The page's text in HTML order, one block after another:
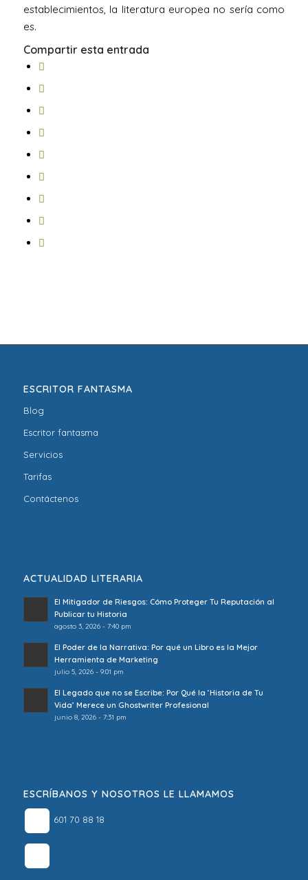
establecimientos, la literatura europea no sería como
es.
Compartir esta entrada
ESCRITOR FANTASMA
Blog
Escritor fantasma
Servicios
Tarifas
Contáctenos
ACTUALIDAD LITERARIA
El Mitigador de Riesgos: Cómo Proteger Tu Reputación al
Publicar tu Historia
agosto 3, 2026 - 7:40 pm
El Poder de la Narrativa: Por qué un Libro es la Mejor
Herramienta de Marketing
julio 5, 2026 - 9:01 pm
El Legado que no se Escribe: Por Qué la ‘Historia de Tu
Vida’ Merece un Ghostwriter Profesional
junio 8, 2026 - 7:31 pm
ESCRÍBANOS Y NOSOTROS LE LLAMAMOS
601 70 88 18